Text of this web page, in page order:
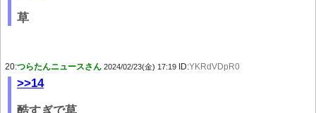
草
20:つらたんニュースさん 2024/02/23(金) 17:19 ID:YKRdVDpR0
>>14